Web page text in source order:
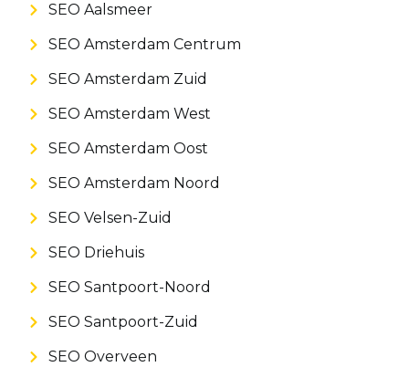
SEO Aalsmeer
SEO Amsterdam Centrum
SEO Amsterdam Zuid
SEO Amsterdam West
SEO Amsterdam Oost
SEO Amsterdam Noord
SEO Velsen-Zuid
SEO Driehuis
SEO Santpoort-Noord
SEO Santpoort-Zuid
SEO Overveen